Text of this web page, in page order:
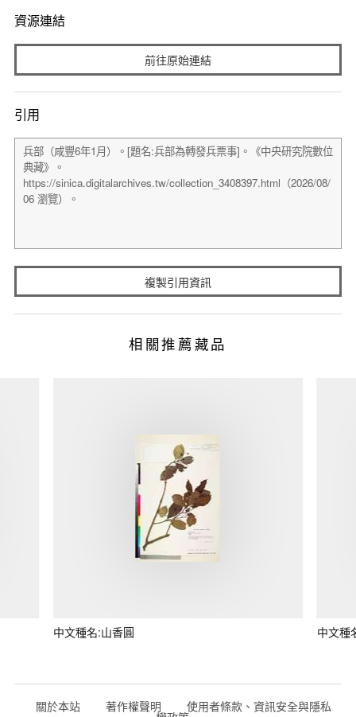
資源連結
前往原始連結
引用
複製引用資訊
相關推薦藏品
中文種名:山香圓 中文種
關於本站 著作權聲明 使用者條款、資訊安全與隱私